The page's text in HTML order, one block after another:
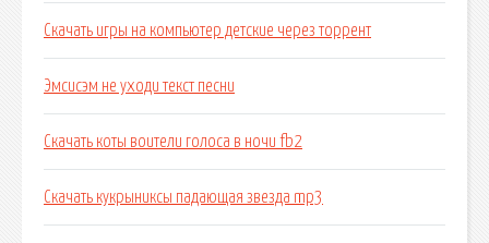
Скачать игры на компьютер детские через торрент
Эмсисэм не уходи текст песни
Скачать коты воители голоса в ночи fb2
Скачать кукрыниксы падающая звезда mp3